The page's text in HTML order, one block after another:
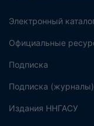
Электронный
Официальные
Подписка
Подписка (журналы)
Издания ННГАСУ